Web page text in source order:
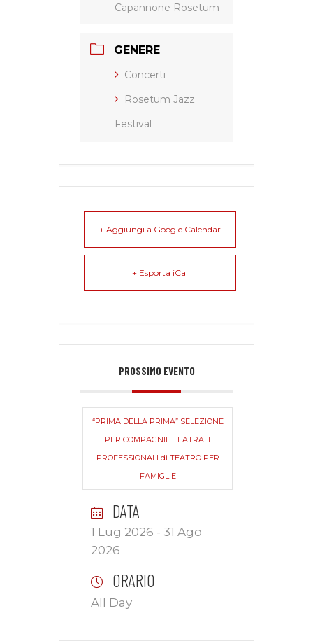
Capannone Rosetum
GENERE
Concerti
Rosetum Jazz
Festival
+ Aggiungi a Google Calendar
+ Esporta iCal
PROSSIMO EVENTO
“PRIMA DELLA PRIMA” SELEZIONE
PER COMPAGNIE TEATRALI
PROFESSIONALI di TEATRO PER
FAMIGLIE
DATA
1 Lug 2026 - 31 Ago
2026
ORARIO
All Day